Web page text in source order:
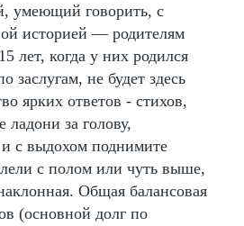
умеющий говорить, с
историей — родителям
лет, когда у них родился
заслугам, не будет здесь
ярких ответов - стихов,
ладони за голову,
с выдохом поднимите
с полом или чуть выше,
Общая балансовая
(основной долг по